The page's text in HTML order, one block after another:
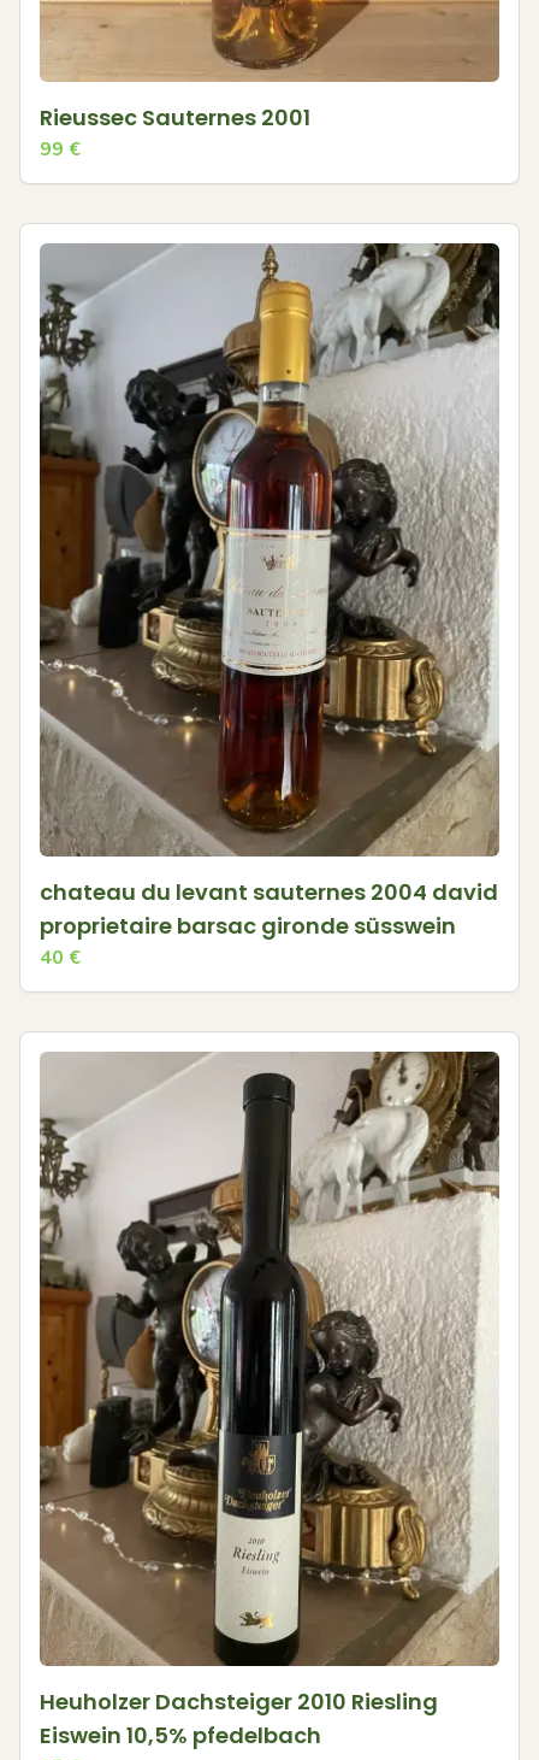
Rieussec Sauternes 2001
99 €
chateau du levant sauternes 2004 david
proprietaire barsac gironde süsswein
40 €
Heuholzer Dachsteiger 2010 Riesling
Eiswein 10,5% pfedelbach